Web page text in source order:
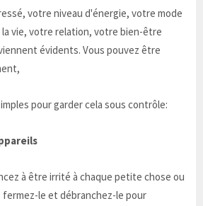
votre niveau d'énergie, votre mode
vie, votre relation, votre bien-être
évidents. Vous pouvez être
pour garder cela sous contrôle:
à être irrité à chaque petite chose ou
le et débranchez-le pour